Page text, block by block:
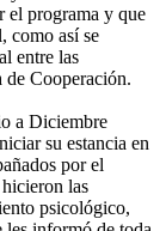
el programa y que
como así se
entre las
Cooperación.
a Diciembre
su estancia en
por el
las
psicológico,